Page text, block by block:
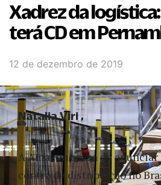
Xadrez da
terá CD em
12 de dezembro de 2019
A Amazon acaba de
centro de distribuição no
Natalia Viri